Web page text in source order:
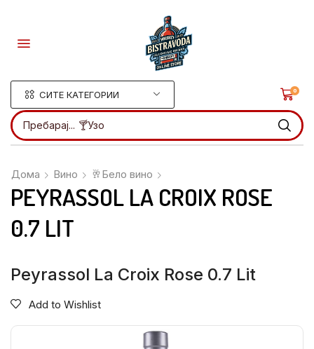
СИТЕ КАТЕГОРИИ
Пребарај... 🍸Ликери
0
Дома Вино 🥂Бело вино
PEYRASSOL LA CROIX ROSE
0.7 LIT
Peyrassol La Croix Rose 0.7 Lit
Add to Wishlist